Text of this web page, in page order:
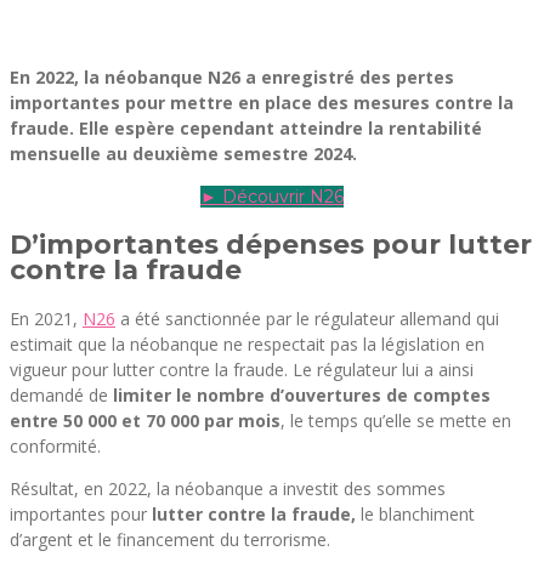
En 2022, la néobanque N26 a enregistré des pertes
importantes pour mettre en place des mesures contre la
fraude. Elle espère cependant atteindre la rentabilité
mensuelle au deuxième semestre 2024.
► Découvrir N26
D’importantes dépenses pour lutter
contre la fraude
En 2021, N26 a été sanctionnée par le régulateur allemand qui
estimait que la néobanque ne respectait pas la législation en
vigueur pour lutter contre la fraude. Le régulateur lui a ainsi
demandé de limiter le nombre d’ouvertures de comptes
entre 50 000 et 70 000 par mois, le temps qu’elle se mette en
conformité.
Résultat, en 2022, la néobanque a investit des sommes
importantes pour lutter contre la fraude, le blanchiment
d’argent et le financement du terrorisme.